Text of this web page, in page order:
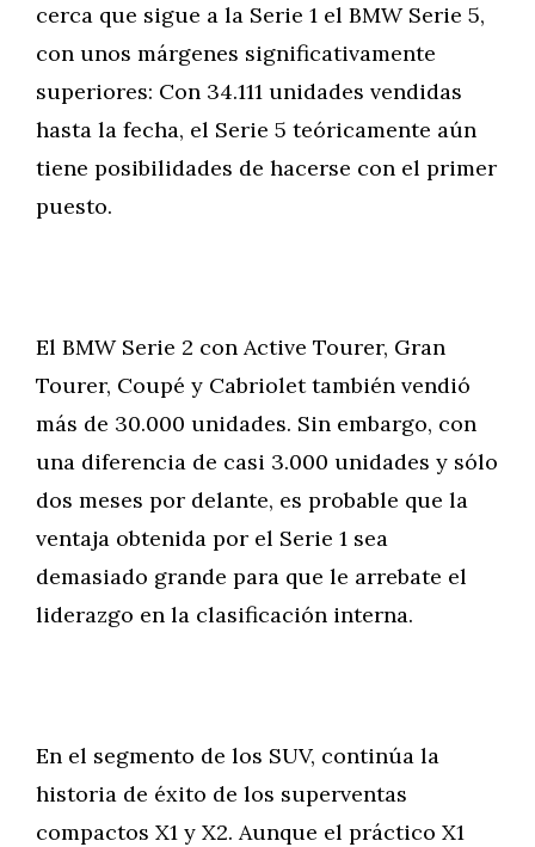
cerca que sigue a la Serie 1 el BMW Serie 5,
con unos márgenes significativamente
superiores: Con 34.111 unidades vendidas
hasta la fecha, el Serie 5 teóricamente aún
tiene posibilidades de hacerse con el primer
puesto.
El BMW Serie 2 con Active Tourer, Gran
Tourer, Coupé y Cabriolet también vendió
más de 30.000 unidades. Sin embargo, con
una diferencia de casi 3.000 unidades y sólo
dos meses por delante, es probable que la
ventaja obtenida por el Serie 1 sea
demasiado grande para que le arrebate el
liderazgo en la clasificación interna.
En el segmento de los SUV, continúa la
historia de éxito de los superventas
compactos X1 y X2. Aunque el práctico X1